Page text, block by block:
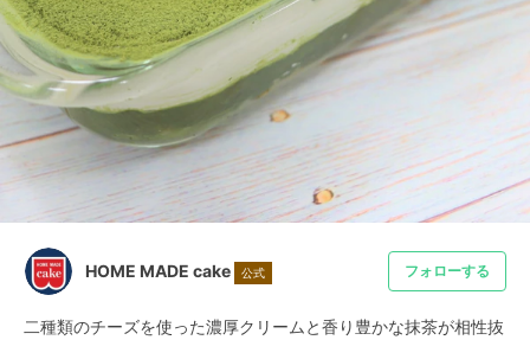
HOME MADE cake 公式 フォローする
二種類のチーズを使った濃厚クリームと香り豊かな抹茶が相性抜